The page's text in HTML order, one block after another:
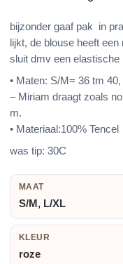
bijzonder gaaf pak in
lijkt, de blouse heeft
sluit dmv een
• Maten: S/M= 36 tm
– Miriam draagt zoals
m.
• Materiaal:100% Tencel
was tip: 30C
MAAT
S/M, L/XL
KLEUR
roze